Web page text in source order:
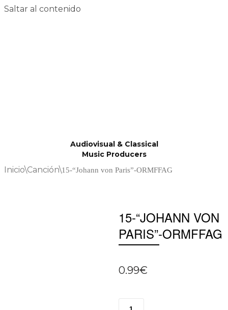
Saltar al contenido
Audiovisual & Classical
Music Producers
Inicio\Canción\15-“Johann von Paris”-ORMFFAG
15-“JOHANN VON
PARIS”-ORMFFAG
0.99€